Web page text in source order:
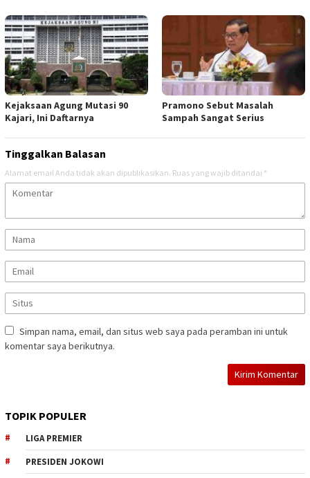
Kejaksaan Agung Mutasi 90
Kajari, Ini Daftarnya
Pramono Sebut Masalah
Sampah Sangat Serius
Tinggalkan Balasan
Alamat email Anda tidak akan dipublikasikan. Ruas yang wajib ditandai *
Simpan nama, email, dan situs web saya pada peramban ini untuk
komentar saya berikutnya.
TOPIK POPULER
LIGA PREMIER
PRESIDEN JOKOWI